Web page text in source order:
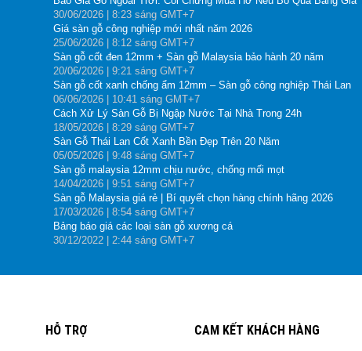
30/06/2026 | 8:23 sáng GMT+7
Giá sàn gỗ công nghiệp mới nhất năm 2026
25/06/2026 | 8:12 sáng GMT+7
Sàn gỗ cốt đen 12mm + Sàn gỗ Malaysia bảo hành 20 năm
20/06/2026 | 9:21 sáng GMT+7
Sàn gỗ cốt xanh chống ẩm 12mm – Sàn gỗ công nghiệp Thái Lan
06/06/2026 | 10:41 sáng GMT+7
Cách Xử Lý Sàn Gỗ Bị Ngập Nước Tại Nhà Trong 24h
18/05/2026 | 8:29 sáng GMT+7
Sàn Gỗ Thái Lan Cốt Xanh Bền Đẹp Trên 20 Năm
05/05/2026 | 9:48 sáng GMT+7
Sàn gỗ malaysia 12mm chịu nước, chống mối mọt
14/04/2026 | 9:51 sáng GMT+7
Sàn gỗ Malaysia giá rẻ | Bí quyết chọn hàng chính hãng 2026
17/03/2026 | 8:54 sáng GMT+7
Bảng báo giá các loại sàn gỗ xương cá
30/12/2022 | 2:44 sáng GMT+7
HỖ TRỢ CAM KẾT KHÁCH HÀNG